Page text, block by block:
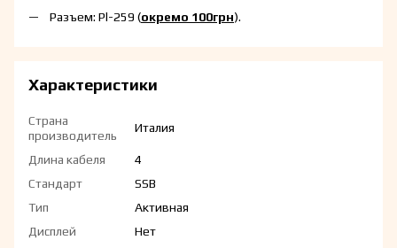
Разъем: Pl-259 (окремо 100грн).
Характеристики
Страна
производитель
Италия
Длина кабеля
4
Стандарт
SSB
Тип
Активная
Дисплей
Нет